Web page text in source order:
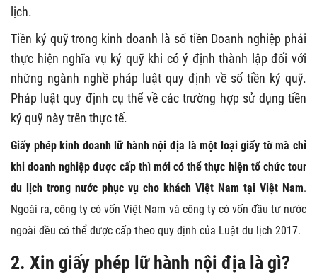
lịch.
Tiền ký quỹ trong kinh doanh là số tiền Doanh nghiệp phải
thực hiện nghĩa vụ ký quỹ khi có ý định thành lập đối với
những ngành nghề pháp luật quy định về số tiền ký quỹ.
Pháp luật quy định cụ thể về các trường hợp sử dụng tiền
ký quỹ này trên thực tế.
Giấy phép kinh doanh lữ hành nội địa là một loại giấy tờ mà chỉ
khi doanh nghiệp được cấp thì mới có thể thực hiện tổ chức tour
du lịch trong nước phục vụ cho khách Việt Nam tại Việt Nam.
Ngoài ra, công ty có vốn Việt Nam và công ty có vốn đầu tư nước
ngoài đều có thể được cấp theo quy định của Luật du lịch 2017.
2. Xin giấy phép lữ hành nội địa là gì?